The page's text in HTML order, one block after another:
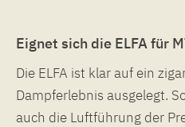
Eignet sich die ELFA für
Die ELFA ist klar auf ein
Dampferlebnis ausgelegt.
auch die Luftführung der